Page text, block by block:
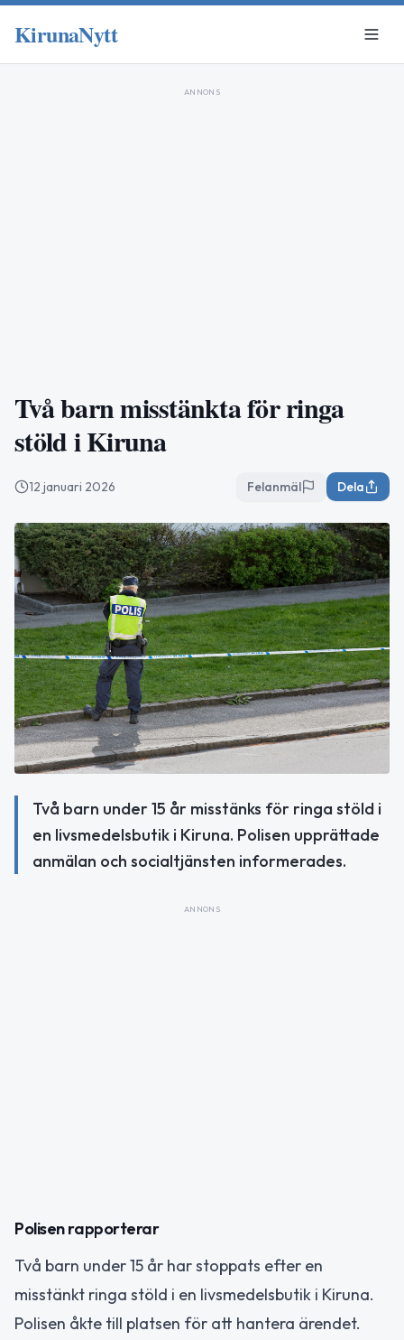
KirunaNytt
ANNONS
Två barn misstänkta för ringa
stöld i Kiruna
12 januari 2026 Felanmäl Dela
Två barn under 15 år misstänks för ringa stöld i
en livsmedelsbutik i Kiruna. Polisen upprättade
anmälan och socialtjänsten informerades.
ANNONS
Polisen rapporterar
Två barn under 15 år har stoppats efter en
misstänkt ringa stöld i en livsmedelsbutik i Kiruna.
Polisen åkte till platsen för att hantera ärendet.